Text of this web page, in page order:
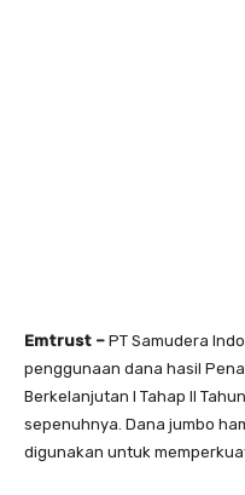
Emtrust – PT Samudera
penggunaan dana hasil
Berkelanjutan I Tahap II
sepenuhnya. Dana jumbo
digunakan untuk